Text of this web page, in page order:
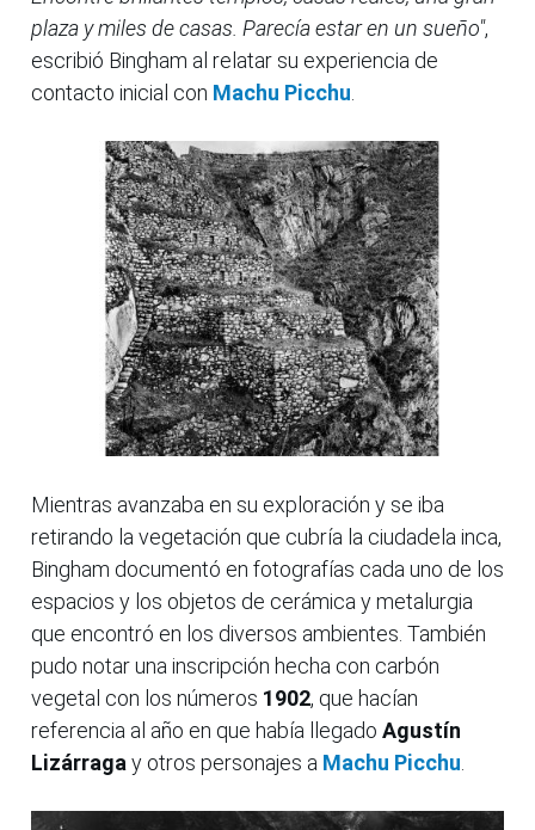
plaza y miles de casas. Parecía estar en un sueño",
escribió Bingham al relatar su experiencia de
contacto inicial con Machu Picchu.
Mientras avanzaba en su exploración y se iba
retirando la vegetación que cubría la ciudadela inca,
Bingham documentó en fotografías cada uno de los
espacios y los objetos de cerámica y metalurgia
que encontró en los diversos ambientes. También
pudo notar una inscripción hecha con carbón
vegetal con los números 1902, que hacían
referencia al año en que había llegado Agustín
Lizárraga y otros personajes a Machu Picchu